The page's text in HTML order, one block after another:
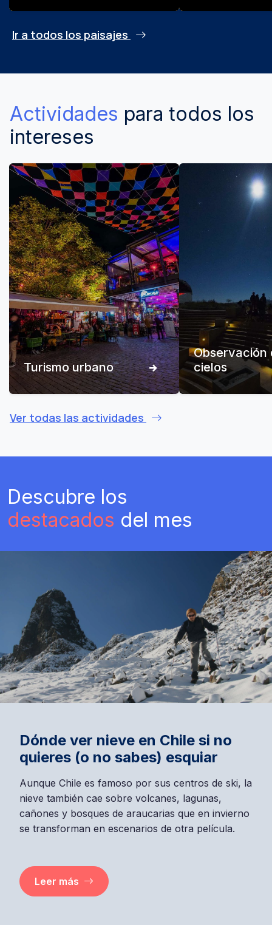
Ir a todos los paisajes
Actividades para todos los
intereses
Turismo urbano
Observación
cielos
Ver todas las actividades
Descubre los
destacados del mes
Dónde ver nieve en Chile si no
quieres (o no sabes) esquiar
Aunque Chile es famoso por sus centros de ski, la
nieve también cae sobre volcanes, lagunas,
cañones y bosques de araucarias que en invierno
se transforman en escenarios de otra película.
Leer más